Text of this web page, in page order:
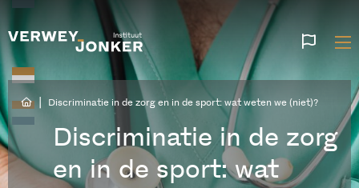
Discriminatie in de zorg en in de sport: wat weten we (niet)?
Discriminatie in de zorg
en in de sport: wat